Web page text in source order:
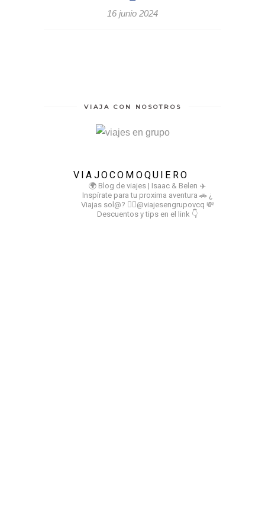
16 junio 2024
VIAJA CON NOSOTROS
VIAJOCOMOQUIERO
🌍 Blog de viajes | Isaac & Belen ✈️
Inspírate para tu proxima aventura 🚗 ¿
Viajas sol@? 👉🏻@viajesengrupovcq 💸
Descuentos y tips en el link 👇